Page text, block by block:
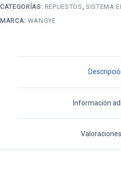
CATEGORÍAS: REPUESTOS, SISTEMA
MARCA: WANGYE
Información